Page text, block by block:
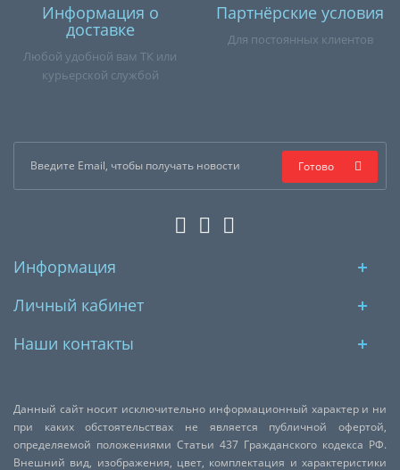
Информация о
доставке
Любой удобной вам ТК или
курьерской службой
Партнёрские условия
Для постоянных клиентов
Готово
Информация
Личный кабинет
Наши контакты
Данный сайт носит исключительно информационный характер и ни
при каких обстоятельствах не является публичной офертой,
определяемой положениями Статьи 437 Гражданского кодекса РФ.
Внешний вид, изображения, цвет, комплектация и характеристики